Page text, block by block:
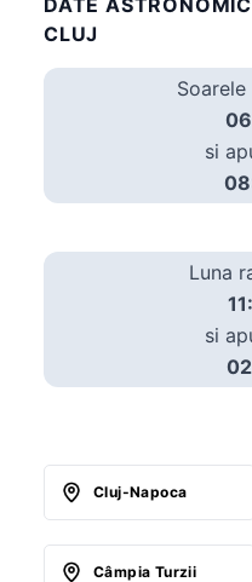
CLUJ
si
Luna
si
Cluj-Napoca
Câmpia Turzii